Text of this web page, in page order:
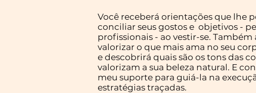
Você receberá orientações que lhe
conciliar seus gostos e objetivos -
profissionais - ao vestir-se. Também
valorizar o que mais ama no seu
e descobrirá quais são os tons das
valorizam a sua beleza natural. E
meu suporte para guiá-la na
estratégias traçadas.